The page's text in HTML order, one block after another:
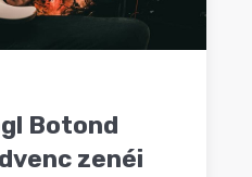
Botond
zenéi